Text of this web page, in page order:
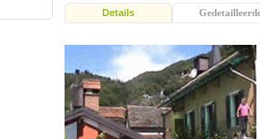
Details